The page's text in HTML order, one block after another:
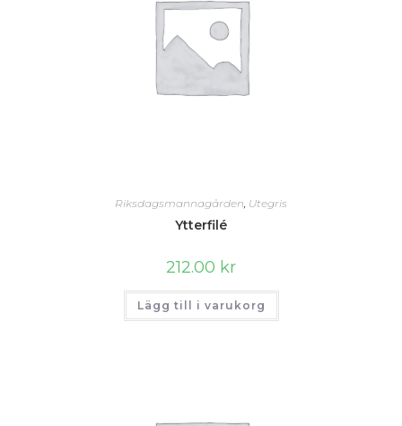
Riksdagsmannagården, Utegris
Ytterfilé
212.00 kr
Lägg till i varukorg